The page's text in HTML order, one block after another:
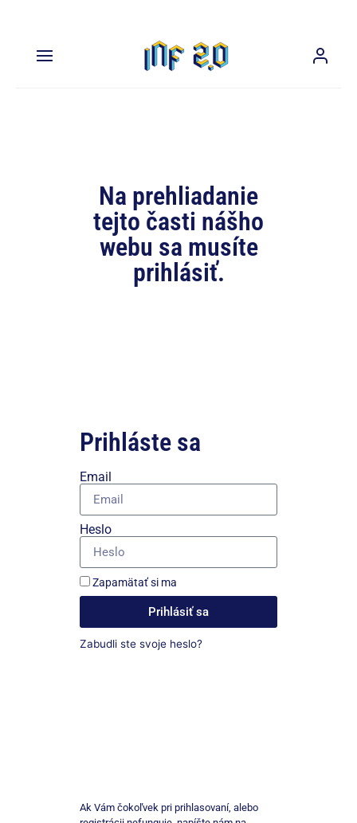
Na prehliadanie
tejto časti nášho
webu sa musíte
prihlásiť.
Prihláste sa
Email
Heslo
Zapamätať si ma
Prihlásiť sa
Zabudli ste svoje heslo?
Ak Vám čokoľvek pri prihlasovaní, alebo